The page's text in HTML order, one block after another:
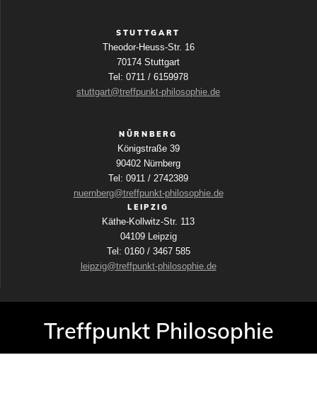
STUTTGART
Theodor-Heuss-Str. 16
70174 Stuttgart
Tel: 0711 / 6159978
stuttgart@treffpunkt-philosophie.de
NÜRNBERG
Königstraße 39
90402 Nürnberg
Tel: 0911 / 2742389
nuernberg@treffpunkt-philosophie.de
LEIPZIG
Käthe-Kollwitz-Str. 113
04109 Leipzig
Tel: 0160 / 3467 585
leipzig@treffpunkt-philosophie.de
Treffpunkt Philosophie